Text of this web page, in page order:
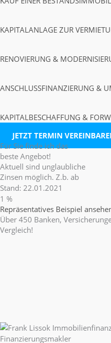
KAPITALANLAGE ZUR
RENOVIERUNG &
ANSCHLUSSFINANZIERUNG &
KAPITALBESCHAFFUNG &
JETZT TERMIN
Für Sie finde ich das
beste Angebot!
Aktuell sind unglaubliche
Zinsen möglich. Z.b. ab
Stand: 22.01.2021
1 %
Repräsentatives Beispiel
Über 450 Banken,
Vergleich!